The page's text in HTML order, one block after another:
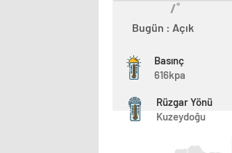
/˚
Bugün : Açık
Basınç
616kpa
Rüzgar Yönü
Kuzeydoğu